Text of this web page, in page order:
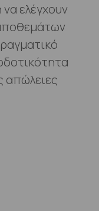
ελέγχουν
απώλειες